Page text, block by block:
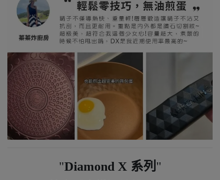
Diamond X 系列